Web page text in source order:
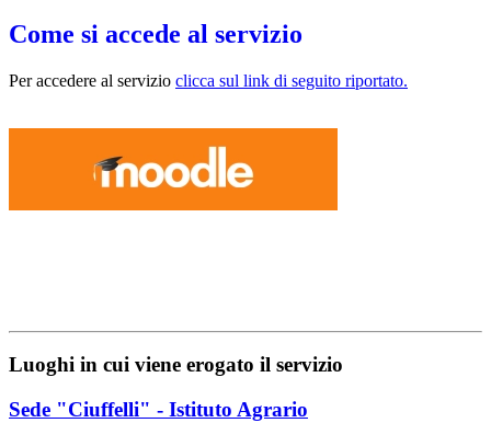
Come si accede al servizio
Per accedere al servizio clicca sul link di seguito riportato.
Luoghi in cui viene erogato il servizio
Sede "Ciuffelli" - Istituto Agrario